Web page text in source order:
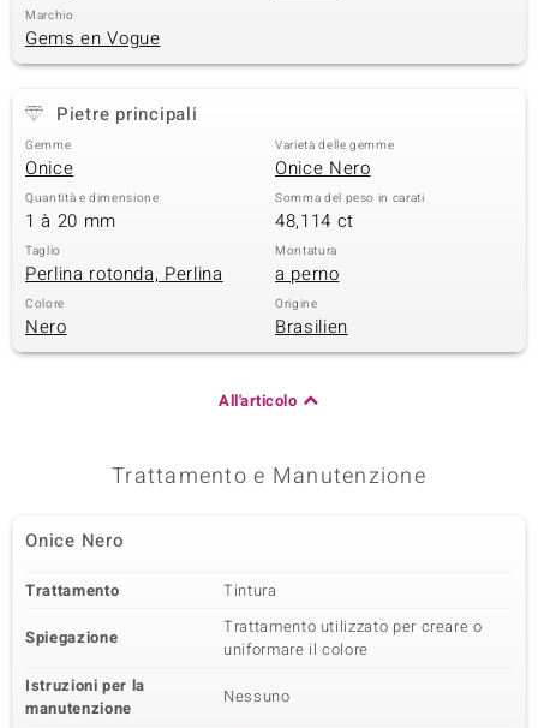
Marchio
Gems en Vogue
Pietre principali
Gemme
Onice
Varietà delle gemme
Onice Nero
Quantità e dimensione
1 à 20 mm
Somma del peso in carati
48,114 ct
Taglio
Perlina rotonda, Perlina
Montatura
a perno
Colore
Nero
Origine
Brasilien
All'articolo
Trattamento e Manutenzione
Onice Nero
Trattamento Tintura
Spiegazione
Trattamento utilizzato per creare o
uniformare il colore
Istruzioni per la
manutenzione
Nessuno